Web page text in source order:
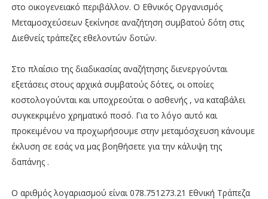
στο οικογενειακό περιβάλλον. Ο Εθνικός Οργανισμός
Μεταμοσχεύσεων ξεκίνησε αναζήτηση συμβατού δότη στις
Διεθνείς τράπεζες εθελοντών δοτών.
Στο πλαίσιο της διαδικασίας αναζήτησης διενεργούνται
εξετάσεις στους αρχικά συμβατούς δότες, οι οποίες
κοστολογούνται και υποχρεούται ο ασθενής , να καταβάλει
συγκεκριμένο χρηματικό ποσό. Για το λόγο αυτό και
προκειμένου να προχωρήσουμε στην μεταμόσχευση κάνουμε
έκλυση σε εσάς να μας βοηθήσετε για την κάλυψη της
δαπάνης .
Ο αριθμός λογαριασμού είναι 078.751273.21 Εθνική Τράπεζα